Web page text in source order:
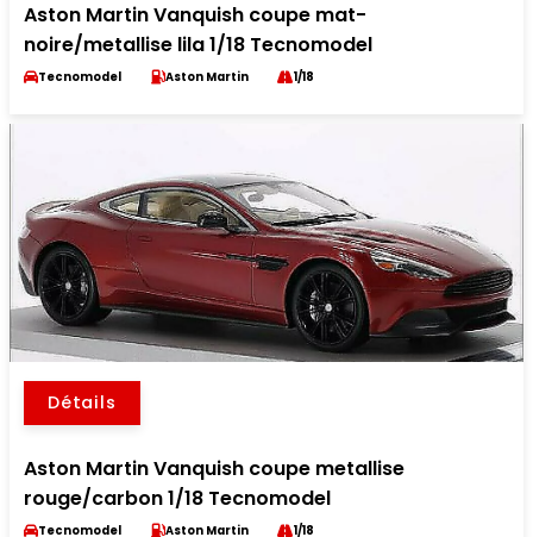
Aston Martin Vanquish coupe mat-
noire/metallise lila 1/18 Tecnomodel
Tecnomodel Aston Martin 1/18
Détails
Aston Martin Vanquish coupe metallise
rouge/carbon 1/18 Tecnomodel
Tecnomodel Aston Martin 1/18